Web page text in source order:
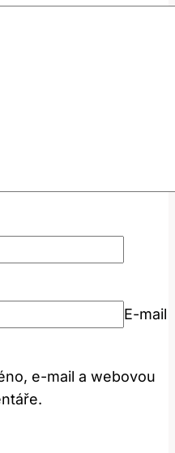
E-mail
e-mail a webovou